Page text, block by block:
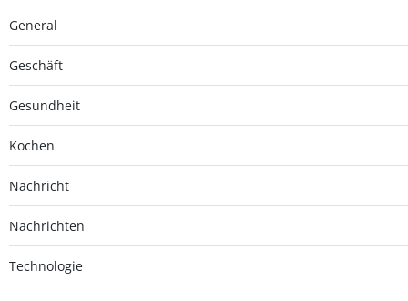
General
Geschäft
Gesundheit
Kochen
Nachricht
Nachrichten
Technologie